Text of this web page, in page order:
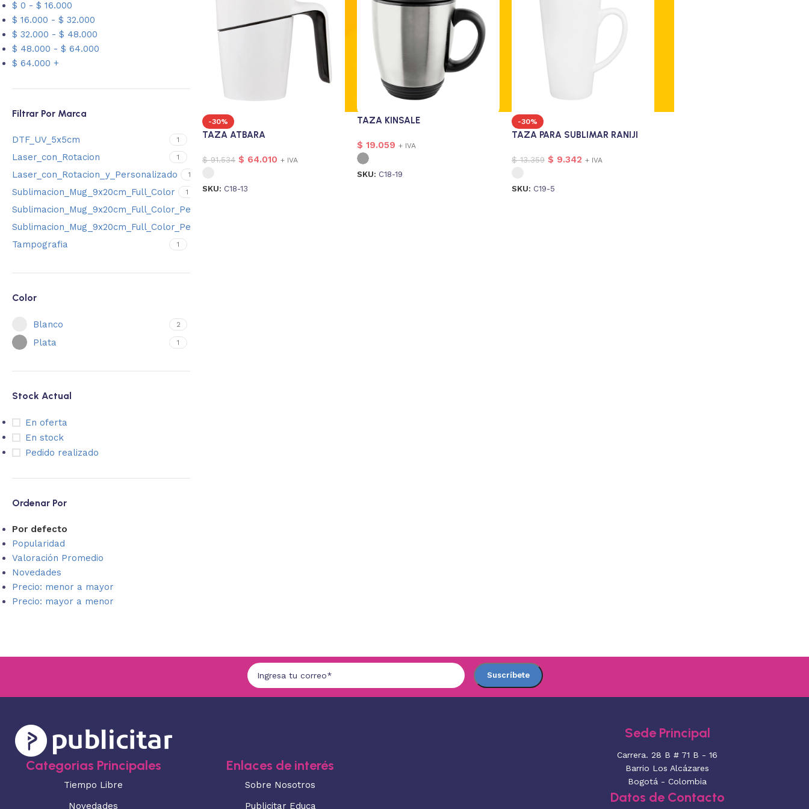
$ 0 - $ 16.000
$ 16.000 - $ 32.000
$ 32.000 - $ 48.000
$ 48.000 - $ 64.000
$ 64.000 +
Filtrar Por Marca
DTF_UV_5x5cm 1
Laser_con_Rotacion 1
Laser_con_Rotacion_y_Personalizado 1
Sublimacion_Mug_9x20cm_Full_Color 1
Sublimacion_Mug_9x20cm_Full_Color_Personalizado
Sublimacion_Mug_9x20cm_Full_Color_Personalizado_E_Imagen
Tampografia 1
Color
Blanco 2
Plata 1
Stock Actual
En oferta
En stock
Pedido realizado
Ordenar Por
Por defecto
Popularidad
Valoración Promedio
Novedades
Precio: menor a mayor
Precio: mayor a menor
-30%
TAZA ATBARA
$91.534 $ 64.010 + IVA
SKU: C18-13
TAZA KINSALE
$ 19.059 + IVA
SKU: C18-19
-30%
TAZA PARA SUBLIMAR RANIJI
$13.359 $ 9.342 + IVA
SKU: C19-5
Categorias Principales
Tiempo Libre
Novedades
Enlaces de interés
Sobre Nosotros
Publicitar Educa
Sede Principal
Carrera. 28 B # 71 B - 16
Barrio Los Alcázares
Bogotá - Colombia
Datos de Contacto